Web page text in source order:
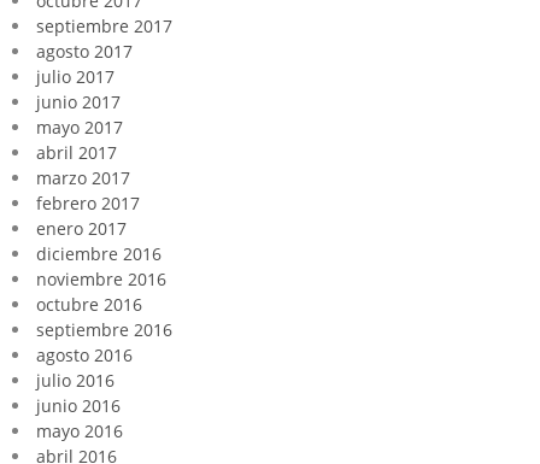
septiembre 2017
agosto 2017
julio 2017
junio 2017
mayo 2017
abril 2017
marzo 2017
febrero 2017
enero 2017
diciembre 2016
noviembre 2016
octubre 2016
septiembre 2016
agosto 2016
julio 2016
junio 2016
mayo 2016
abril 2016